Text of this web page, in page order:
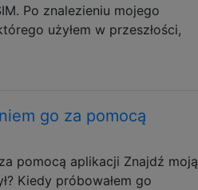
Po znalezieniu mojego
użyłem w przeszłości,
go za pomocą
pomocą aplikacji Znajdź moją
Kiedy próbowałem go